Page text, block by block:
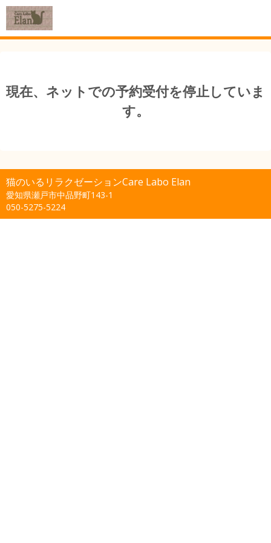
現在、ネットでの予約受付を停止していま
す。
猫のいるリラクゼーションCare Labo Elan
愛知県瀬戸市中品野町143-1
050-5275-5224